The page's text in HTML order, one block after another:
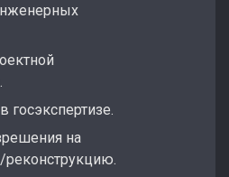
госэкспертизе.
на
реконструкцию.